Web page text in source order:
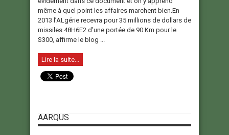
même à quel point les affaires marchent bien.En
2013 l’ALgérie recevra pour 35 millions de dollars de
missiles 48H6E2 d’une portée de 90 Km pour le
S300, affirme le blog ...
Lire la suite...
AARQUS